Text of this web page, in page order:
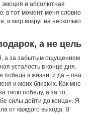
эмоция и абсолютная
в тот момент меня словно
и мир вокруг на несколько
а не цель
а за забытым ощущением
усталость в конце дня.
победа в жизни, и да – она
и моих близких. Как мне
твою победу, а за то,
силы дойти до конца». Я
от каждого выхода. В